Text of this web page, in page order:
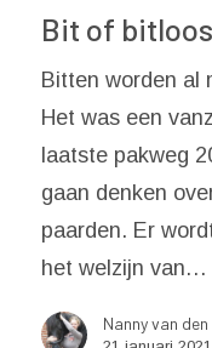
Bit of
Bitten worden al
Het was een
laatste pakweg
gaan denken
paarden. Er
het welzijn van…
Nanny van den